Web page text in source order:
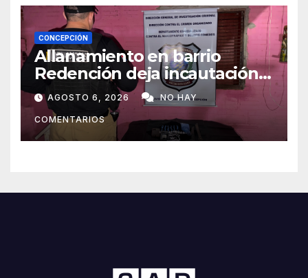
CONCEPCIÓN
Allanamiento en barrio
Redención deja incautación
de presunta cocaína tipo
crack en Concepción
AGOSTO 6, 2026 NO HAY
COMENTARIOS